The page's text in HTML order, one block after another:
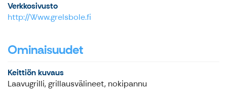
Verkkosivusto
http://Www.grelsbole.fi
Ominaisuudet
Keittiön kuvaus
Laavugrilli, grillausvälineet, nokipannu